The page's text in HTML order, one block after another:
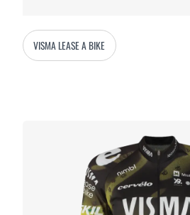
VISMA LEASE A BIKE